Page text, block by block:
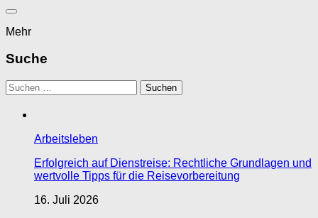
Mehr
Suche
Suchen
nach:
Arbeitsleben
Erfolgreich auf Dienstreise: Rechtliche Grundlagen und
wertvolle Tipps für die Reisevorbereitung
16. Juli 2026